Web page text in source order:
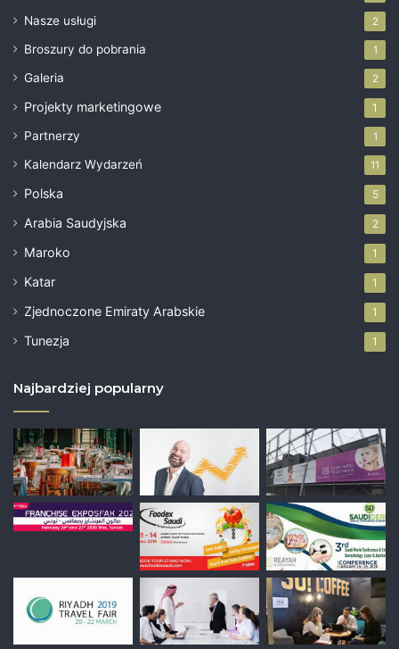
Nasze usługi 2
Broszury do pobrania 1
Galeria 2
Projekty marketingowe 1
Partnerzy 1
Kalendarz Wydarzeń 11
Polska 5
Arabia Saudyjska 2
Maroko 1
Katar 1
Zjednoczone Emiraty Arabskie 1
Tunezja 1
Najbardziej popularny